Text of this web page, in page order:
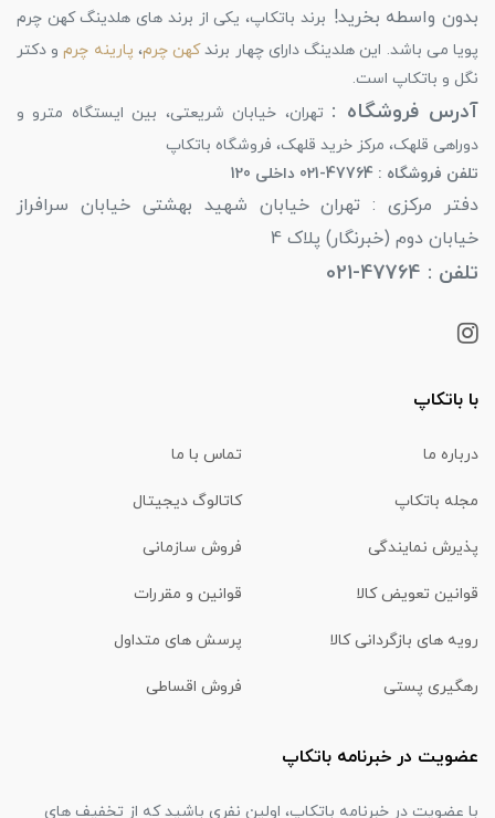
بدون واسطه بخرید! برند باتکاپ، یکی از برند های هلدینگ کهن چرم
پویا می باشد. این هلدینگ دارای چهار برندکهن چرم، پارینه چرمو دکتر
نگل و باتکاپ است.
آدرس فروشگاه : تهران، خیابان شریعتی، بین ایستگاه مترو و
دوراهی قلهک، مرکز خرید قلهک، فروشگاه باتکاپ
تلفن فروشگاه : 47764-021 داخلی 120
دفتر مرکزی : تهران خیابان شهید بهشتی خیابان سرافراز
خیابان دوم (خبرنگار) پلاک 4
تلفن : 47764-021
با باتکاپ
درباره ما تماس با ما
مجله باتکاپ کاتالوگ دیجیتال
پذیرش نمایندگی فروش سازمانی
قوانین تعویض کالا قوانین و مقررات
رویه های بازگردانی کالا پرسش های متداول
رهگیری پستی فروش اقساطی
عضویت در خبرنامه باتکاپ
با عضویت در خبرنامه باتکاپ، اولین نفری باشید که از تخفیف های